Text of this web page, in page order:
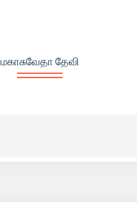
மகாசுவேதா தேவி